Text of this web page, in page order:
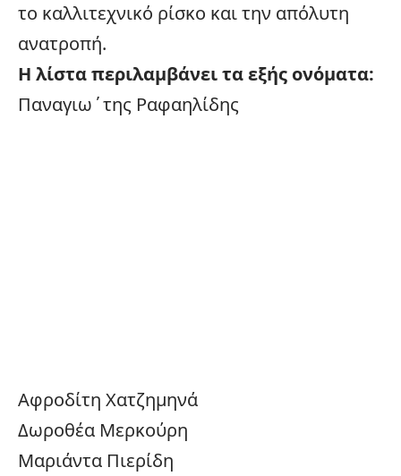
το καλλιτεχνικό ρίσκο και την απόλυτη
ανατροπή.
Η λίστα περιλαμβάνει τα εξής ονόματα:
Παναγιω΄της Ραφαηλίδης
Αφροδίτη Χατζημηνά
Δωροθέα Μερκούρη
Μαριάντα Πιερίδη